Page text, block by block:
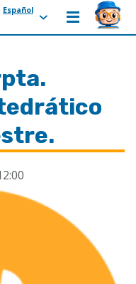
Español